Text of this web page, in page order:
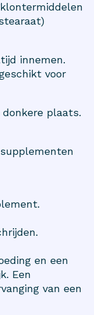
innemen.
voor
donkere plaats.
en een
Een
van een